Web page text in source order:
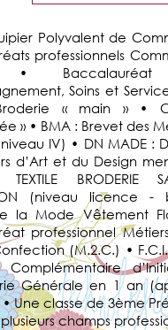
Polyvalent de
professionnels
• Baccalauréat
Soins et
« main » •
» • BMA : Brevet des
IV) • DN MADE :
d’Art et du Design
BRODERIE
(niveau licence
la Mode Vêtement
professionnel
(M.2.C.) •
Complémentaire
Générale en 1 an
Une classe de 3ème
champs